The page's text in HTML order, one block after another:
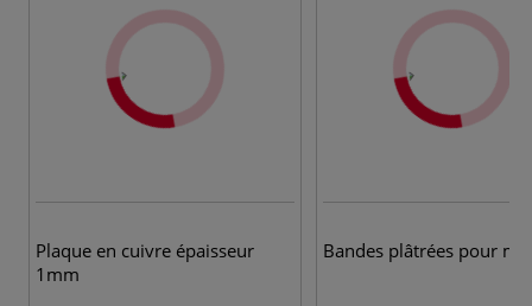
Plaque en cuivre épaisseur
1mm
Bandes plâtrées pour